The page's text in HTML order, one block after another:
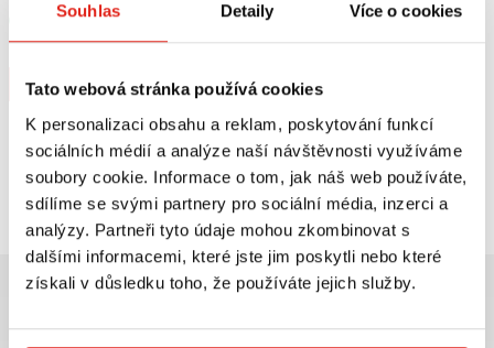
Souhlas Detaily Více o cookies
Tato webová stránka používá cookies
K personalizaci obsahu a reklam, poskytování funkcí
sociálních médií a analýze naší návštěvnosti využíváme
soubory cookie. Informace o tom, jak náš web používáte,
sdílíme se svými partnery pro sociální média, inzerci a
analýzy. Partneři tyto údaje mohou zkombinovat s
dalšími informacemi, které jste jim poskytli nebo které
získali v důsledku toho, že používáte jejich služby.
Skladem
V 5 prodejnách
Koupit
Prohlédli jste si1z1 produktů